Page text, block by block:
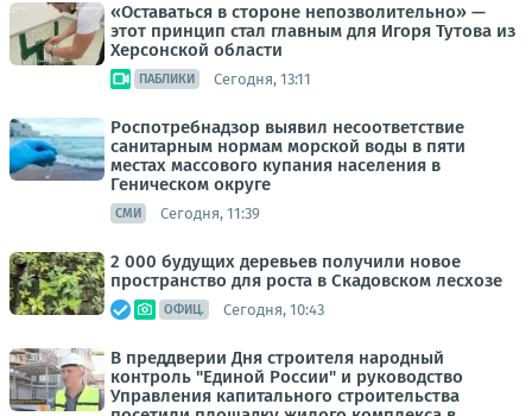
«Оставаться в стороне непозволительно» —
этот принцип стал главным для Игоря Тутова из
Херсонской области
ПАБЛИКИ Сегодня, 13:11
Роспотребнадзор выявил несоответствие
санитарным нормам морской воды в пяти
местах массового купания населения в
Геническом округе
СМИ Сегодня, 11:39
2 000 будущих деревьев получили новое
пространство для роста в Скадовском лесхозе
ОФИЦ. Сегодня, 10:43
В преддверии Дня строителя народный
контроль "Единой России" и руководство
Управления капитального строительства